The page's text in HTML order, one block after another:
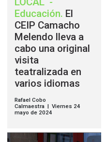
Educación. El
CEIP Camacho
Melendo lleva a
cabo una original
visita
teatralizada en
varios idiomas
Rafael Cobo
Calmaestra | Viernes 24
mayo de 2024